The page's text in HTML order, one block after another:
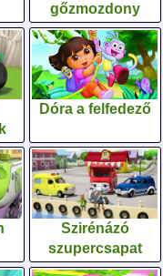
gőzmozdony
Dóra a felfedező
Szirénázó
szupercsapat